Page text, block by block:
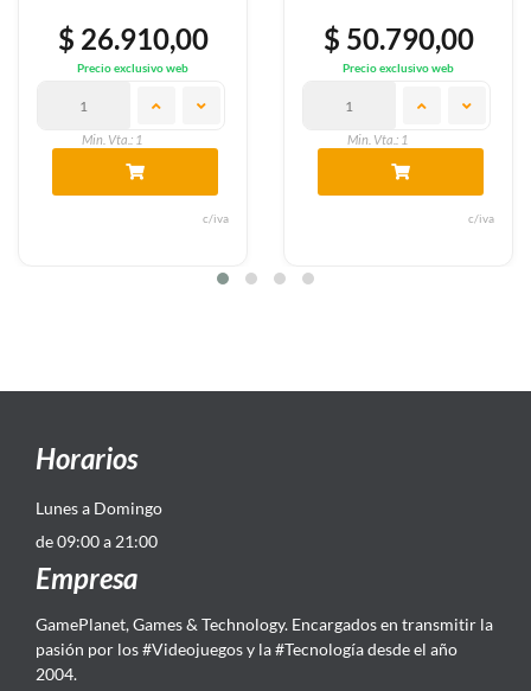
$ 50.790,00 $
Horarios
Lunes a Domingo
de 09:00 a 21:00
Empresa
GamePlanet, Games & Technology. Encargados en transmitir la
pasión por los #Videojuegos y la #Tecnología desde el año
2004.